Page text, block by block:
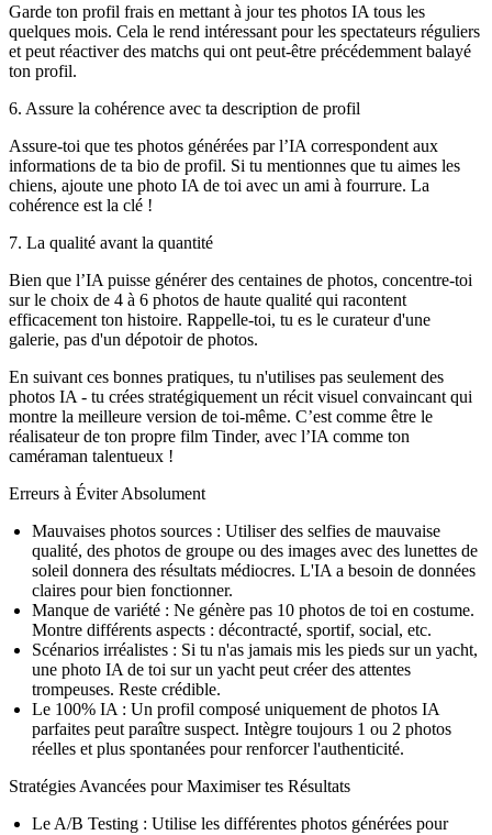
Garde ton profil frais en mettant à jour tes photos IA tous les
quelques mois. Cela le rend intéressant pour les spectateurs réguliers
et peut réactiver des matchs qui ont peut-être précédemment balayé
ton profil.
6. Assure la cohérence avec ta description de profil
Assure-toi que tes photos générées par l’IA correspondent aux
informations de ta bio de profil. Si tu mentionnes que tu aimes les
chiens, ajoute une photo IA de toi avec un ami à fourrure. La
cohérence est la clé !
7. La qualité avant la quantité
Bien que l’IA puisse générer des centaines de photos, concentre-toi
sur le choix de 4 à 6 photos de haute qualité qui racontent
efficacement ton histoire. Rappelle-toi, tu es le curateur d'une
galerie, pas d'un dépotoir de photos.
En suivant ces bonnes pratiques, tu n'utilises pas seulement des
photos IA - tu crées stratégiquement un récit visuel convaincant qui
montre la meilleure version de toi-même. C’est comme être le
réalisateur de ton propre film Tinder, avec l’IA comme ton
caméraman talentueux !
Erreurs à Éviter Absolument
Mauvaises photos sources : Utiliser des selfies de mauvaise
qualité, des photos de groupe ou des images avec des lunettes de
soleil donnera des résultats médiocres. L'IA a besoin de données
claires pour bien fonctionner.
Manque de variété : Ne génère pas 10 photos de toi en costume.
Montre différents aspects : décontracté, sportif, social, etc.
Scénarios irréalistes : Si tu n'as jamais mis les pieds sur un yacht,
une photo IA de toi sur un yacht peut créer des attentes
trompeuses. Reste crédible.
Le 100% IA : Un profil composé uniquement de photos IA
parfaites peut paraître suspect. Intègre toujours 1 ou 2 photos
réelles et plus spontanées pour renforcer l'authenticité.
Stratégies Avancées pour Maximiser tes Résultats
Le A/B Testing : Utilise les différentes photos générées pour